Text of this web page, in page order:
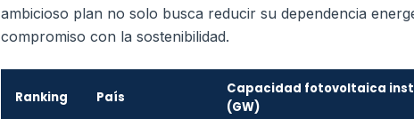
ambicioso plan no solo busca reducir su dependencia
compromiso con la sostenibilidad.
Ranking País
Capacidad fotovoltaica
(GW)